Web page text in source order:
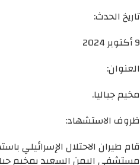
تاريخ الحدث:
9 أكتوبر 2024
العنوان:
مخيم جباليا.
ظروف الاستشهاد:
قام طيران الاحتلال الإسرائيلي
مستشفى اليمن السعيد بمخيم